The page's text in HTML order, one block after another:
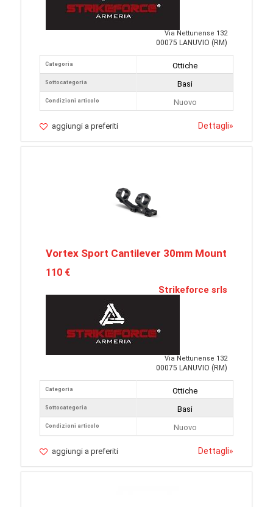
Via Nettunense 132
00075 LANUVIO (RM)
Categoria
Sottocategoria
Condizioni articolo
Ottiche
Basi
Nuovo
aggiungi a preferiti Dettagli»
Vortex Sport Cantilever 30mm Mount
110 €
Strikeforce srls
Via Nettunense 132
00075 LANUVIO (RM)
Categoria
Sottocategoria
Condizioni articolo
Ottiche
Basi
Nuovo
aggiungi a preferiti Dettagli»